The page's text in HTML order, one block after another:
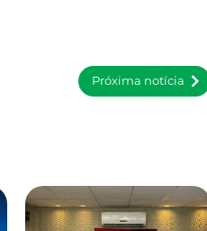
Próxima notícia